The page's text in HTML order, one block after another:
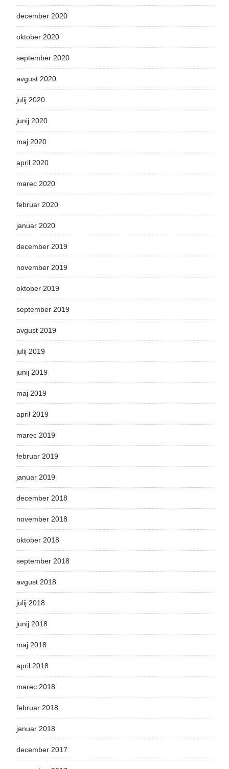
december 2020
oktober 2020
september 2020
avgust 2020
julij 2020
junij 2020
maj 2020
april 2020
marec 2020
februar 2020
januar 2020
december 2019
november 2019
oktober 2019
september 2019
avgust 2019
julij 2019
junij 2019
maj 2019
april 2019
marec 2019
februar 2019
januar 2019
december 2018
november 2018
oktober 2018
september 2018
avgust 2018
julij 2018
junij 2018
maj 2018
april 2018
marec 2018
februar 2018
januar 2018
december 2017